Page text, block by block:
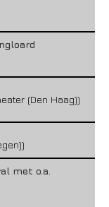
(Den Haag))
met o.a.